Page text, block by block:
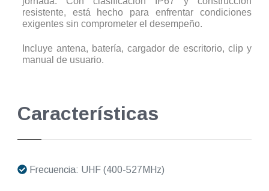
resistente, está hecho para enfrentar condiciones
exigentes sin comprometer el desempeño.
Incluye antena, batería, cargador de escritorio, clip y
manual de usuario.
Características
Frecuencia: UHF (400-527MHz)